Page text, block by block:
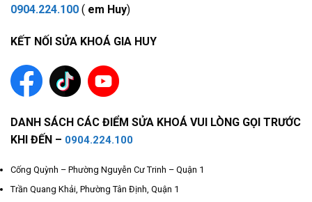
0904.224.100 ( em Huy)
KẾT NỐI SỬA KHOÁ GIA HUY
DANH SÁCH CÁC ĐIỂM SỬA KHOÁ VUI LÒNG GỌI TRƯỚC
KHI ĐẾN – 0904.224.100
Cống Quỳnh – Phường Nguyễn Cư Trinh – Quận 1
Trần Quang Khải, Phường Tân Định, Quận 1